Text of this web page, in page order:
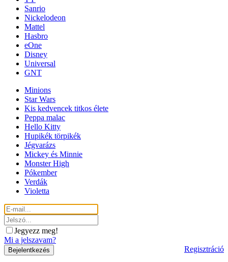
Sanrio
Nickelodeon
Mattel
Hasbro
eOne
Disney
Universal
GNT
Minions
Star Wars
Kis kedvencek titkos élete
Peppa malac
Hello Kitty
Hupikék törpikék
Jégvarázs
Mickey és Minnie
Monster High
Pókember
Verdák
Violetta
Jegyezz meg!
Mi a jelszavam?
Regisztráció